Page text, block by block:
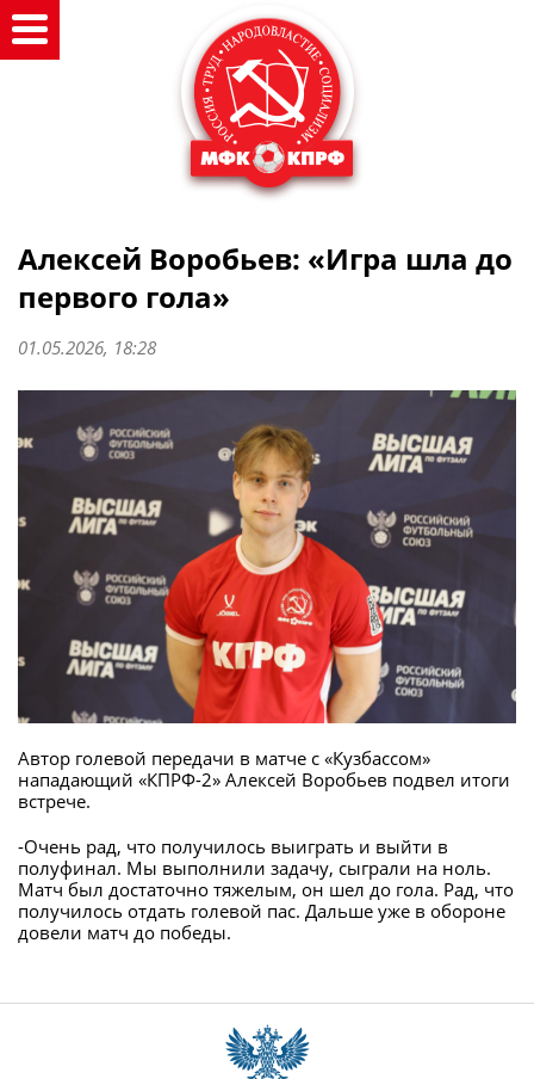
Алексей Воробьев: «Игра шла до
первого гола»
01.05.2026, 18:28
Автор голевой передачи в матче с «Кузбассом»
нападающий «КПРФ-2» Алексей Воробьев подвел итоги
встрече.
-Очень рад, что получилось выиграть и выйти в
полуфинал. Мы выполнили задачу, сыграли на ноль.
Матч был достаточно тяжелым, он шел до гола. Рад, что
получилось отдать голевой пас. Дальше уже в обороне
довели матч до победы.